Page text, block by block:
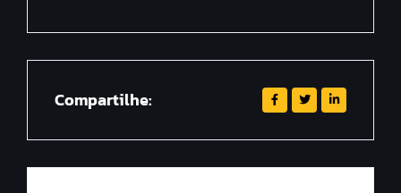
Compartilhe: